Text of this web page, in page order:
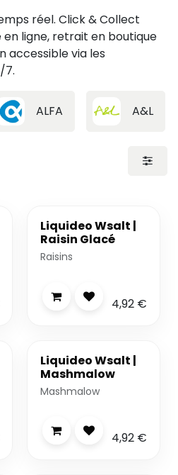
réel. Click & Collect
ligne, retrait en boutique
accessible via les
7.
ALFA A&L
Liquideo Wsalt |
Raisin Glacé
Raisins
4,92€
-20%
Liquideo Wsalt |
Mashmalow
Mashmalow
4,92€